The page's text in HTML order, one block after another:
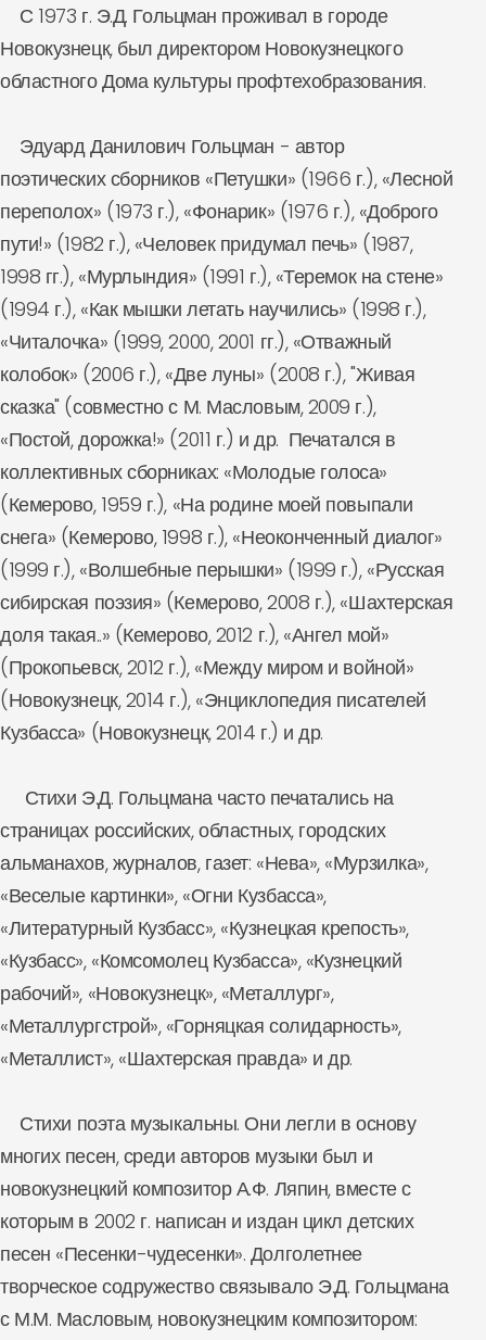
С 1973 г. Э.Д. Гольцман проживал в городе
Новокузнецк, был директором Новокузнецкого
областного Дома культуры профтехобразования.
Эдуард Данилович Гольцман - автор
поэтических сборников «Петушки» (1966 г.), «Лесной
переполох» (1973 г.), «Фонарик» (1976 г.), «Доброго
пути!» (1982 г.), «Человек придумал печь» (1987,
1998 гг.), «Мурлындия» (1991 г.), «Теремок на стене»
(1994 г.), «Как мышки летать научились» (1998 г.),
«Читалочка» (1999, 2000, 2001 гг.), «Отважный
колобок» (2006 г.), «Две луны» (2008 г.), "Живая
сказка" (совместно с М. Масловым, 2009 г.),
«Постой, дорожка!» (2011 г.) и др. Печатался в
коллективных сборниках: «Молодые голоса»
(Кемерово, 1959 г.), «На родине моей повыпали
снега» (Кемерово, 1998 г.), «Неоконченный диалог»
(1999 г.), «Волшебные перышки» (1999 г.), «Русская
сибирская поэзия» (Кемерово, 2008 г.), «Шахтерская
доля такая..» (Кемерово, 2012 г.), «Ангел мой»
(Прокопьевск, 2012 г.), «Между миром и войной»
(Новокузнецк, 2014 г.), «Энциклопедия писателей
Кузбасса» (Новокузнецк, 2014 г.) и др.
Стихи Э.Д. Гольцмана часто печатались на
страницах российских, областных, городских
альманахов, журналов, газет: «Нева», «Мурзилка»,
«Веселые картинки», «Огни Кузбасса»,
«Литературный Кузбасс», «Кузнецкая крепость»,
«Кузбасс», «Комсомолец Кузбасса», «Кузнецкий
рабочий», «Новокузнецк», «Металлург»,
«Металлургстрой», «Горняцкая солидарность»,
«Металлист», «Шахтерская правда» и др.
Стихи поэта музыкальны. Они легли в основу
многих песен, среди авторов музыки был и
новокузнецкий композитор А.Ф. Ляпин, вместе с
которым в 2002 г. написан и издан цикл детских
песен «Песенки-чудесенки». Долголетнее
творческое содружество связывало Э.Д. Гольцмана
с М.М. Масловым, новокузнецким композитором: